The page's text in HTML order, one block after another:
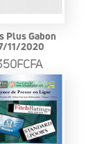
Plus Gabon
11/2020